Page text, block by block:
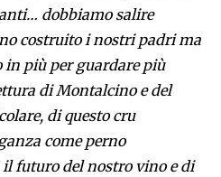
dobbiamo salire
costruito i nostri padri ma
in più per guardare più
di Montalcino e del
di questo cru
come perno
futuro del nostro vino e di